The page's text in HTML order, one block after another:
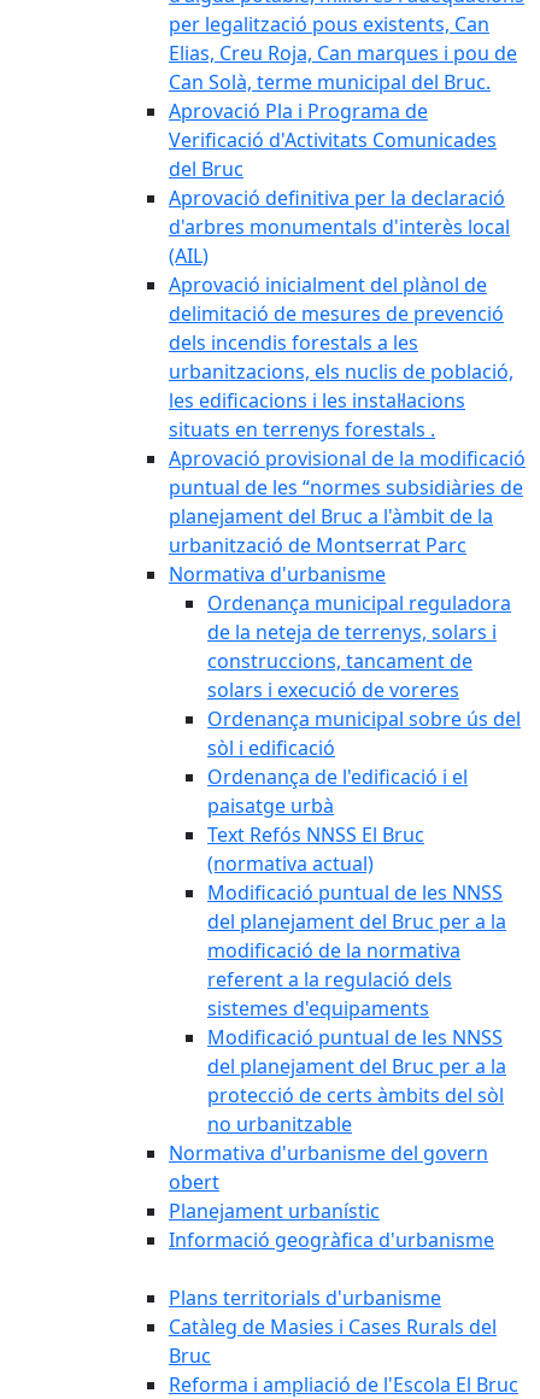
per legalització pous existents, Can
Elias, Creu Roja, Can marques i pou de
Can Solà, terme municipal del Bruc.
Aprovació Pla i Programa de
Verificació d'Activitats Comunicades
del Bruc
Aprovació definitiva per la declaració
d'arbres monumentals d'interès local
(AIL)
Aprovació inicialment del plànol de
delimitació de mesures de prevenció
dels incendis forestals a les
urbanitzacions, els nuclis de població,
les edificacions i les instal·lacions
situats en terrenys forestals .
Aprovació provisional de la modificació
puntual de les “normes subsidiàries de
planejament del Bruc a l'àmbit de la
urbanització de Montserrat Parc
Normativa d'urbanisme
Ordenança municipal reguladora
de la neteja de terrenys, solars i
construccions, tancament de
solars i execució de voreres
Ordenança municipal sobre ús del
sòl i edificació
Ordenança de l'edificació i el
paisatge urbà
Text Refós NNSS El Bruc
(normativa actual)
Modificació puntual de les NNSS
del planejament del Bruc per a la
modificació de la normativa
referent a la regulació dels
sistemes d'equipaments
Modificació puntual de les NNSS
del planejament del Bruc per a la
protecció de certs àmbits del sòl
no urbanitzable
Normativa d'urbanisme del govern
obert
Planejament urbanístic
Informació geogràfica d'urbanisme
Plans territorials d'urbanisme
Catàleg de Masies i Cases Rurals del
Bruc
Reforma i ampliació de l'Escola El Bruc